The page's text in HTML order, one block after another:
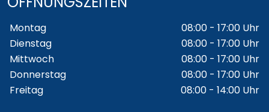
Wochentage / Monate
Öffnungszeiten / Hinweise
Montag
08:00 - 17:00 Uhr
Dienstag
08:00 - 17:00 Uhr
Mittwoch
08:00 - 17:00 Uhr
Donnerstag
08:00 - 17:00 Uhr
Freitag
08:00 - 14:00 Uhr